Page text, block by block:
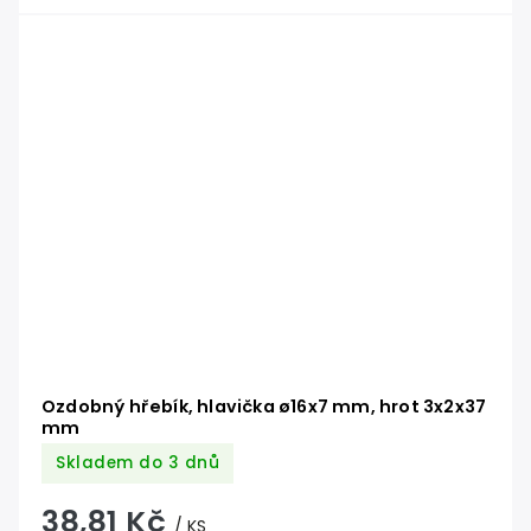
Ozdobný hřebík, hlavička ø16x7 mm, hrot 3x2x37
mm
Skladem do 3 dnů
38,81 Kč